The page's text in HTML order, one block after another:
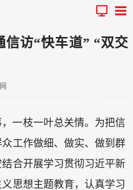
信访“快车道” “双交
一枝一叶总关情。为把信
工作做细、做实、做到群
合开展学习贯彻习近平新
思想主题教育，认真学习